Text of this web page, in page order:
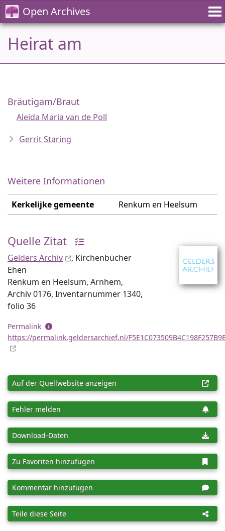
Open Archives
Heirat am
Bräutigam/Braut
Aleida Maria van de Poll
Gerrit Staring
Weitere Informationen
Kerkelijke gemeente Renkum en Heelsum
Quelle Zitat
Gelders Archiv
, Kirchenbücher
Ehen
Renkum en Heelsum, Arnhem,
Archiv 0176, Inventar­nummer 1340,
folio 36
Permalink
https://permalink.geldersarchief.nl/
Auf der Quellwebsite anzeigen
Fehler melden
Download-Daten
Zu Favoriten hinzufügen
Kommentar hinzufügen
Teile diese Seite